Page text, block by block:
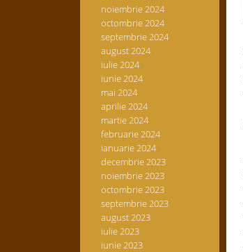
noiembrie 2024
octombrie 2024
septembrie 2024
august 2024
iulie 2024
iunie 2024
mai 2024
aprilie 2024
martie 2024
februarie 2024
ianuarie 2024
decembrie 2023
noiembrie 2023
octombrie 2023
septembrie 2023
august 2023
iulie 2023
iunie 2023